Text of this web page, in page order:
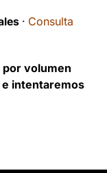
· Consulta
por volumen
e intentaremos